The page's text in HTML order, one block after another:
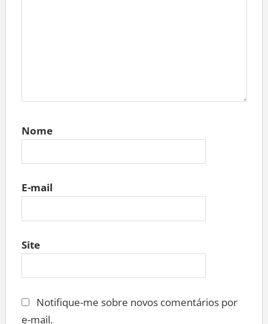
Nome
E-mail
Site
Notifique-me sobre novos comentários por
e-mail.